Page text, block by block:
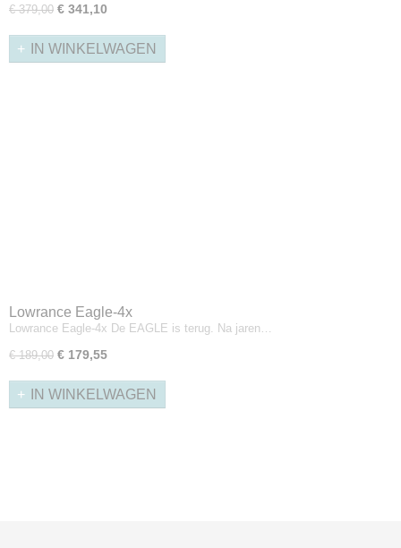
€ 379,00 € 341,10
IN WINKELWAGEN
Lowrance Eagle-4x
Lowrance Eagle-4x De EAGLE is terug. Na jaren…
€ 189,00 € 179,55
IN WINKELWAGEN